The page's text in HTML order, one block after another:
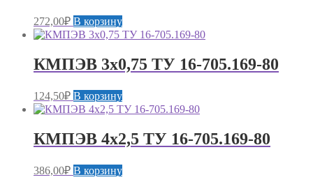
272,00₽ В корзину
КМПЭВ 3х0,75 ТУ 16-705.169-80
124,50₽ В корзину
КМПЭВ 4х2,5 ТУ 16-705.169-80
386,00₽ В корзину